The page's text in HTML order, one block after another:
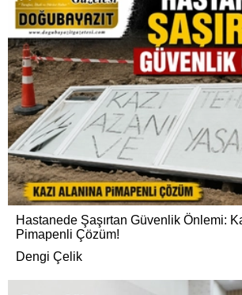
Hastanede Şaşırtan Güvenlik Önlemi:
Pimapenli Çözüm!
Dengi Çelik